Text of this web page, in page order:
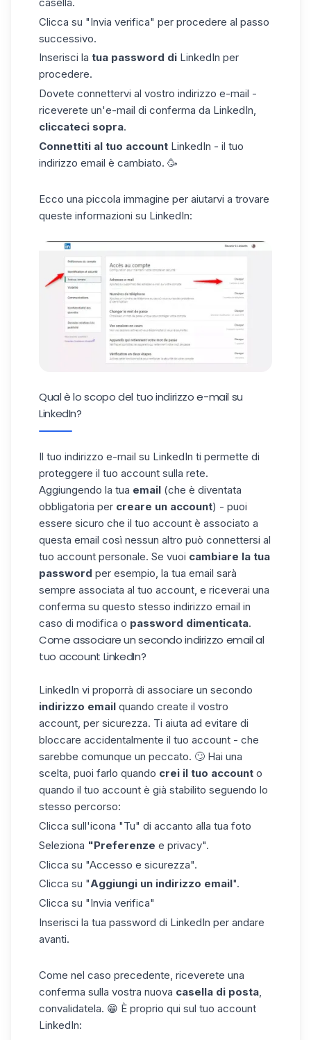
Clicca su "Invia verifica" per procedere al passo
successivo.
Inserisci la tua password di LinkedIn per
procedere.
Dovete connettervi al vostro indirizzo e-mail -
riceverete un'e-mail di conferma da LinkedIn,
cliccateci sopra.
Connettiti al tuo account LinkedIn - il tuo
indirizzo email è cambiato. 🥳
Ecco una piccola immagine per aiutarvi a trovare
queste informazioni su LinkedIn:
Qual è lo scopo del tuo indirizzo e-mail su
LinkedIn?
Il tuo indirizzo e-mail su LinkedIn ti permette di
proteggere il tuo account sulla rete.
Aggiungendo la tua email (che è diventata
obbligatoria per creare un account) - puoi
essere sicuro che il tuo account è associato a
questa email così nessun altro può connettersi al
tuo account personale. Se vuoi cambiare la tua
password per esempio, la tua email sarà
sempre associata al tuo account, e riceverai una
conferma su questo stesso indirizzo email in
caso di modifica o password dimenticata.
Come associare un secondo indirizzo email al
tuo account LinkedIn?
LinkedIn vi proporrà di associare un secondo
indirizzo email quando create il vostro
account, per sicurezza. Ti aiuta ad evitare di
bloccare accidentalmente il tuo account - che
sarebbe comunque un peccato. 🙄 Hai una
scelta, puoi farlo quando crei il tuo account o
quando il tuo account è già stabilito seguendo lo
stesso percorso:
Clicca sull'icona "Tu" di accanto alla tua foto
Seleziona "Preferenze e privacy".
Clicca su "Accesso e sicurezza".
Clicca su "Aggiungi un indirizzo email".
Clicca su "Invia verifica"
Inserisci la tua password di LinkedIn per andare
avanti.
Come nel caso precedente, riceverete una
conferma sulla vostra nuova casella di posta
convalidatela. 😁 È proprio qui sul tuo account
LinkedIn: